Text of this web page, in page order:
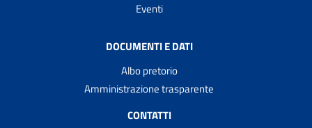
Eventi
DOCUMENTI E DATI
Albo pretorio
Amministrazione trasparente
CONTATTI